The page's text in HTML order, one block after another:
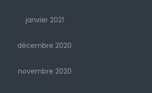
janvier 2021
décembre 2020
novembre 2020